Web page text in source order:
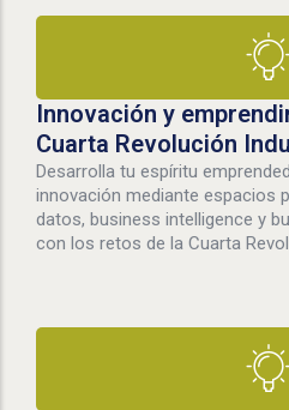
Innovación y
Cuarta Revolución
Desarrolla tu espíritu
innovación mediante espacios
datos, business intelligence y
con los retos de la Cuarta